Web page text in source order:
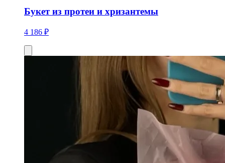
Букет из протеи и хризантемы
4 186 ₽